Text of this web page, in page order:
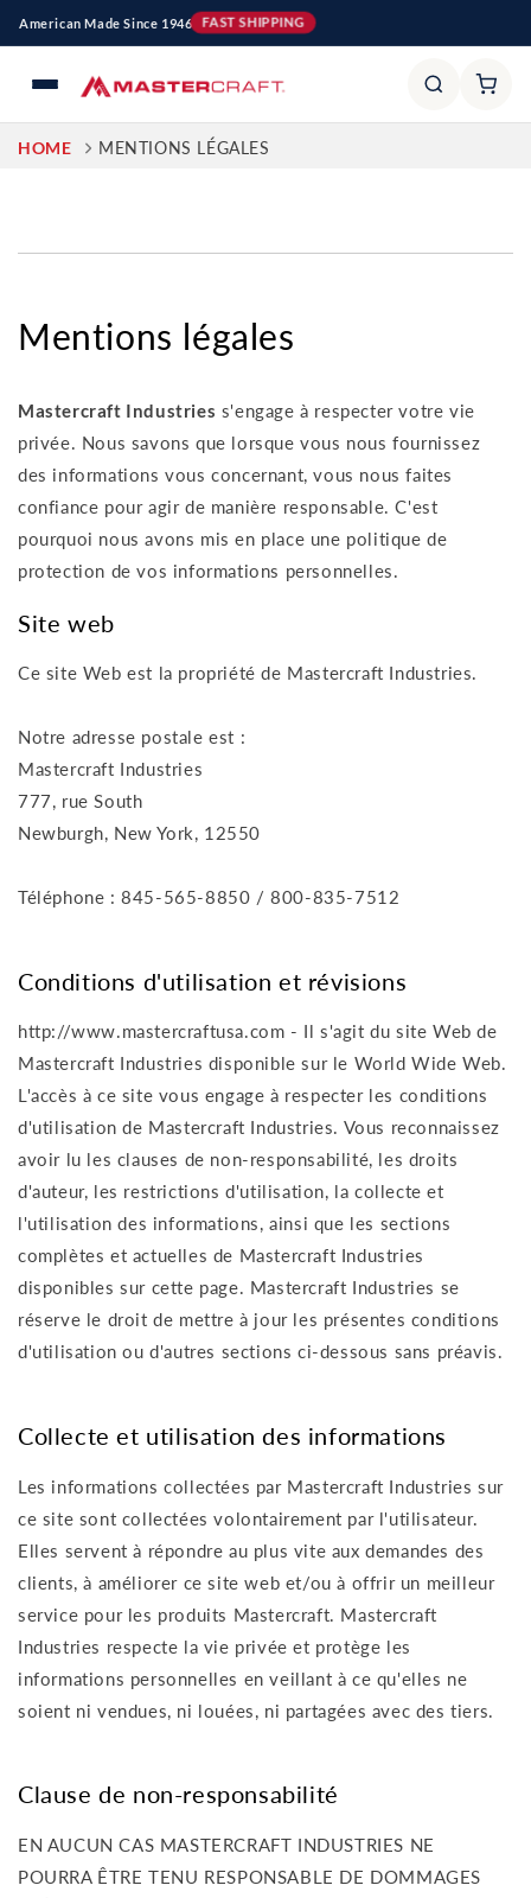
passer
au
American Made Since 1946 FAST SHIPPING
HOME MENTIONS LÉGALES
Mentions légales
Mastercraft Industries s'engage à respecter votre vie
privée. Nous savons que lorsque vous nous fournissez
des informations vous concernant, vous nous faites
confiance pour agir de manière responsable. C'est
pourquoi nous avons mis en place une politique de
protection de vos informations personnelles.
Site web
Ce site Web est la propriété de Mastercraft Industries.
Notre adresse postale est :
Mastercraft Industries
777, rue South
Newburgh, New York, 12550
Téléphone : 845-565-8850 / 800-835-7512
Conditions d'utilisation et révisions
http://www.mastercraftusa.com - Il s'agit du site Web de
Mastercraft Industries disponible sur le World Wide Web.
L'accès à ce site vous engage à respecter les conditions
d'utilisation de Mastercraft Industries. Vous reconnaissez
avoir lu les clauses de non-responsabilité, les droits
d'auteur, les restrictions d'utilisation, la collecte et
l'utilisation des informations, ainsi que les sections
complètes et actuelles de Mastercraft Industries
disponibles sur cette page. Mastercraft Industries se
réserve le droit de mettre à jour les présentes conditions
d'utilisation ou d'autres sections ci-dessous sans préavis.
Collecte et utilisation des informations
Les informations collectées par Mastercraft Industries sur
ce site sont collectées volontairement par l'utilisateur.
Elles servent à répondre au plus vite aux demandes des
clients, à améliorer ce site web et/ou à offrir un meilleur
service pour les produits Mastercraft. Mastercraft
Industries respecte la vie privée et protège les
informations personnelles en veillant à ce qu'elles ne
soient ni vendues, ni louées, ni partagées avec des tiers.
Clause de non-responsabilité
EN AUCUN CAS MASTERCRAFT INDUSTRIES NE
POURRA ÊTRE TENU RESPONSABLE DE DOMMAGES